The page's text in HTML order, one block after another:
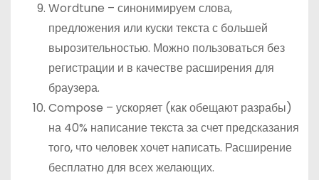
Wordtune – синонимируем слова,
предложения или куски текста с большей
вырозительностью. Можно пользоваться без
регистрации и в качестве расширения для
браузера.
Compose – ускоряет (как обещают разрабы)
на 40% написание текста за счет предсказания
того, что человек хочет написать. Расширение
бесплатно для всех желающих.